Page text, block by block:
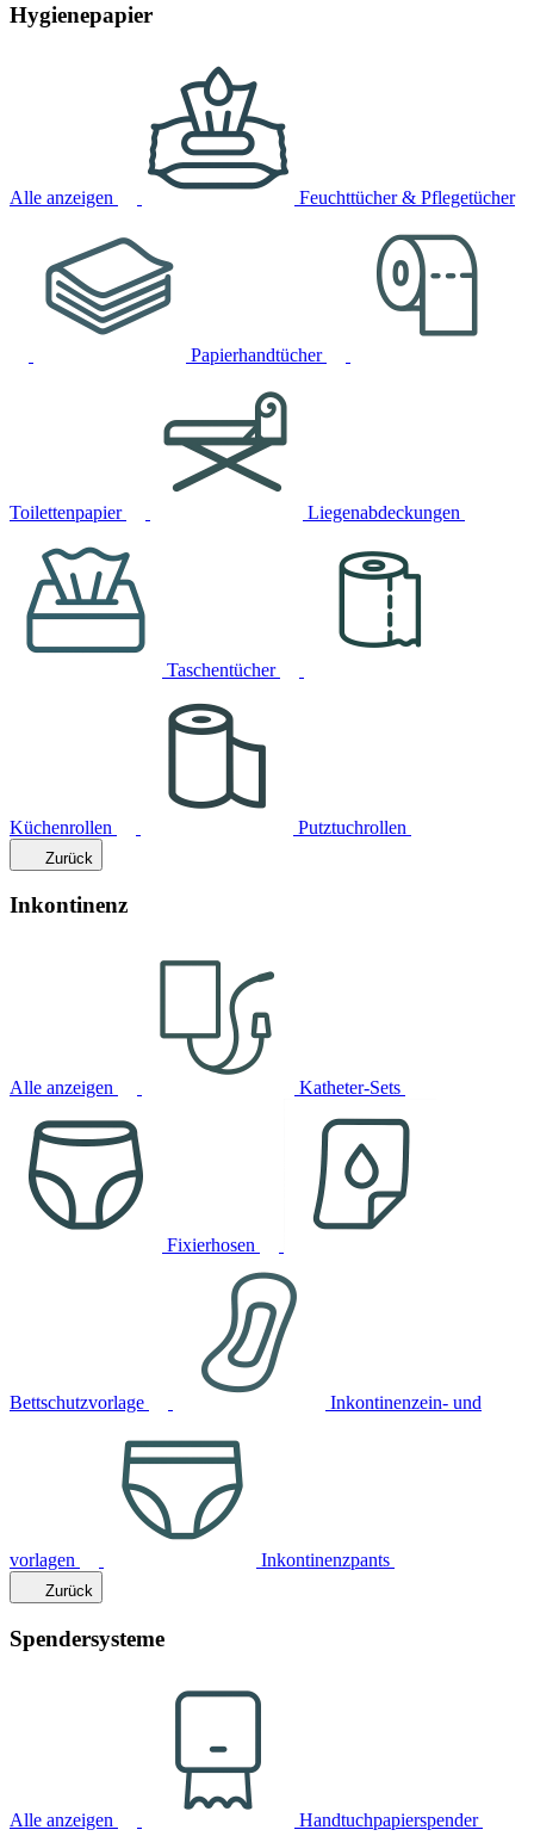
Hygienepapier
Alle anzeigen Feuchttücher & Pflegetücher
Papierhandtücher
Toilettenpapier Liegenabdeckungen
Taschentücher
Küchenrollen Putztuchrollen
Zurück
Inkontinenz
Alle anzeigen Katheter-Sets
Fixierhosen
Bettschutzvorlage Inkontinenzein- und
vorlagen Inkontinenzpants
Zurück
Spendersysteme
Alle anzeigen Handtuchpapierspender